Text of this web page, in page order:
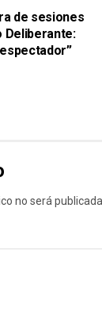
de sesiones
Deliberante:
no será publicada.